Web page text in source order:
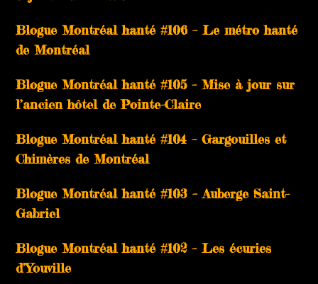
Blogue Montréal hanté #106 – Le métro hanté
de Montréal
Blogue Montréal hanté #105 – Mise à jour sur
l’ancien hôtel de Pointe-Claire
Blogue Montréal hanté #104 – Gargouilles et
Chimères de Montréal
Blogue Montréal hanté #103 – Auberge Saint-
Gabriel
Blogue Montréal hanté #102 – Les écuries
d’Youville